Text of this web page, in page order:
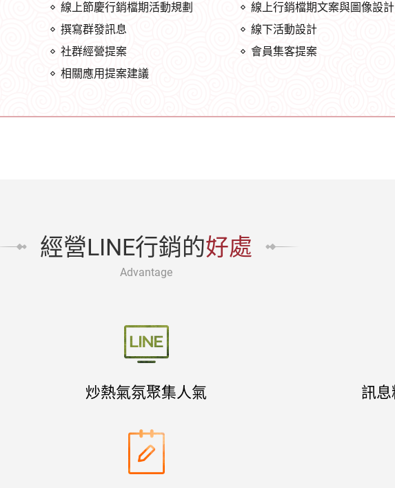
線上節慶行銷檔期活動規劃
線上行銷檔期文案與圖像設計
撰寫群發訊息
線下活動設計
社群經營提案
會員集客提案
相關應用提案建議
經營LINE行銷的好處
Advantage
炒熱氣氛聚集人氣 訊